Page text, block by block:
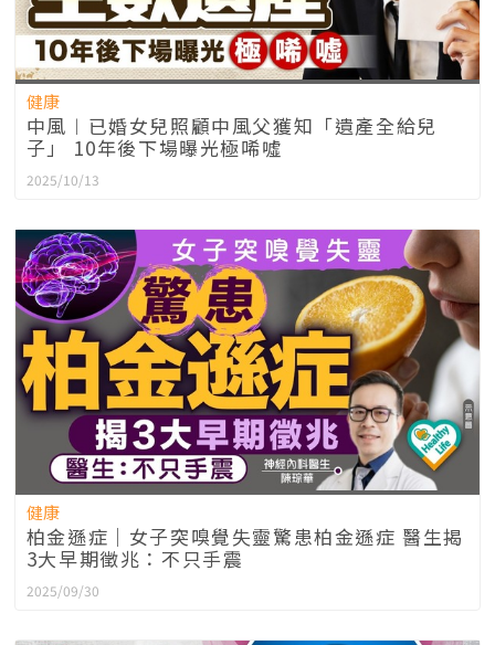
健康
中風︱已婚女兒照顧中風父獲知「遺產全給兒
子」 10年後下場曝光極唏噓
2025/10/13
健康
柏金遜症｜女子突嗅覺失靈驚患柏金遜症 醫生揭
3大早期徵兆：不只手震
2025/09/30